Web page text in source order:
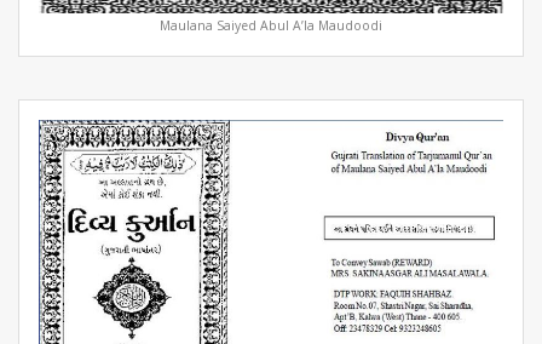
Maulana Saiyed Abul A’la Maudoodi